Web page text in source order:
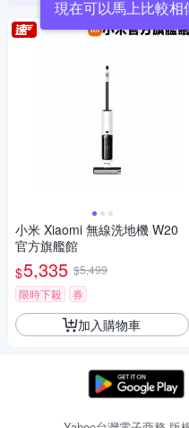
現在可以馬上比較相
小米 Xiaomi 無線洗地機 W20
官方旗艦館
$5,335 $5,499
限時下殺
券
加入購物車